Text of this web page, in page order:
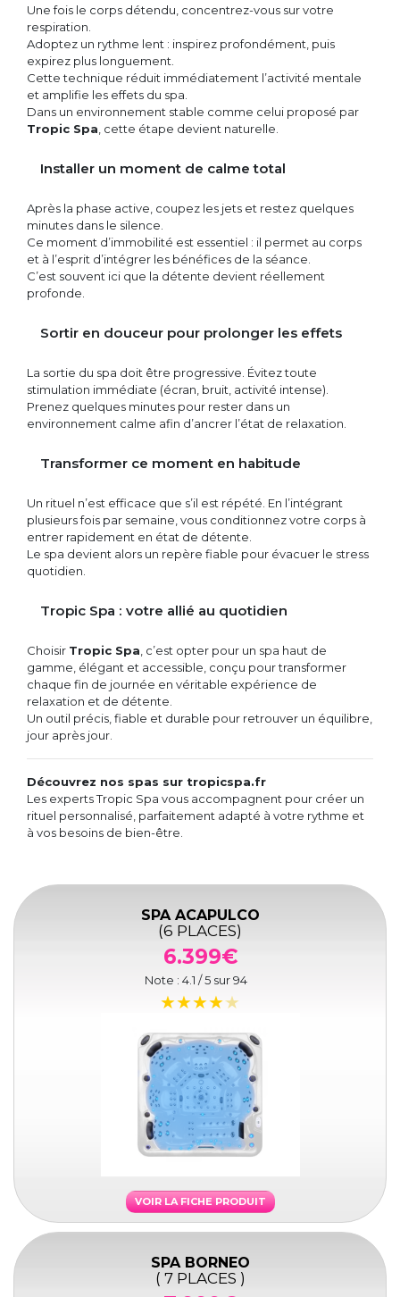
Une fois le corps détendu, concentrez-vous sur votre
respiration.
Adoptez un rythme lent : inspirez profondément, puis
expirez plus longuement.
Cette technique réduit immédiatement l’activité mentale
et amplifie les effets du spa.
Dans un environnement stable comme celui proposé par
Tropic Spa , cette étape devient naturelle.
Installer un moment de calme total
Après la phase active, coupez les jets et restez quelques
minutes dans le silence.
Ce moment d’immobilité est essentiel : il permet au corps
et à l’esprit d’intégrer les bénéfices de la séance.
C’est souvent ici que la détente devient réellement
profonde.
Sortir en douceur pour prolonger les effets
La sortie du spa doit être progressive. Évitez toute
stimulation immédiate (écran, bruit, activité intense).
Prenez quelques minutes pour rester dans un
environnement calme afin d’ancrer l’état de relaxation.
Transformer ce moment en habitude
Un rituel n’est efficace que s’il est répété. En l’intégrant
plusieurs fois par semaine, vous conditionnez votre corps à
entrer rapidement en état de détente.
Le spa devient alors un repère fiable pour évacuer le stress
quotidien.
Tropic Spa : votre allié au quotidien
Choisir Tropic Spa , c’est opter pour un spa haut de
gamme, élégant et accessible, conçu pour transformer
chaque fin de journée en véritable expérience de
relaxation et de détente.
Un outil précis, fiable et durable pour retrouver un équilibre,
jour après jour.
Découvrez nos spas sur tropicspa.fr
Les experts Tropic Spa vous accompagnent pour créer un
rituel personnalisé, parfaitement adapté à votre rythme et
à vos besoins de bien-être.
SPA ACAPULCO
(6 PLACES)
6.399€
Note : 4.1 / 5 sur94
VOIR LA FICHE PRODUIT
SPA BORNEO
( 7 PLACES )